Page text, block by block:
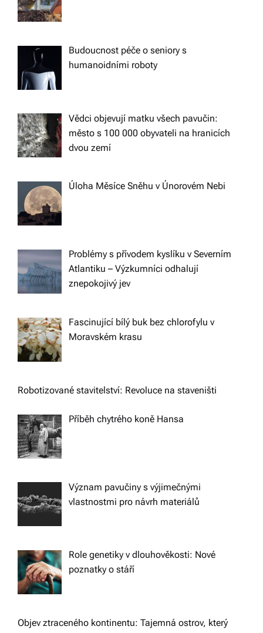
Budoucnost péče o seniory s
humanoidními roboty
Vědci objevují matku všech pavučin:
město s 100 000 obyvateli na hranicích
dvou zemí
Úloha Měsíce Sněhu v Únorovém Nebi
Problémy s přívodem kyslíku v Severním
Atlantiku – Výzkumníci odhalují
znepokojivý jev
Fascinující bílý buk bez chlorofylu v
Moravském krasu
Robotizované stavitelství: Revoluce na staveništi
Příběh chytrého koně Hansa
Význam pavučiny s výjimečnými
vlastnostmi pro návrh materiálů
Role genetiky v dlouhověkosti: Nové
poznatky o stáří
Objev ztraceného kontinentu: Tajemná ostrov, který